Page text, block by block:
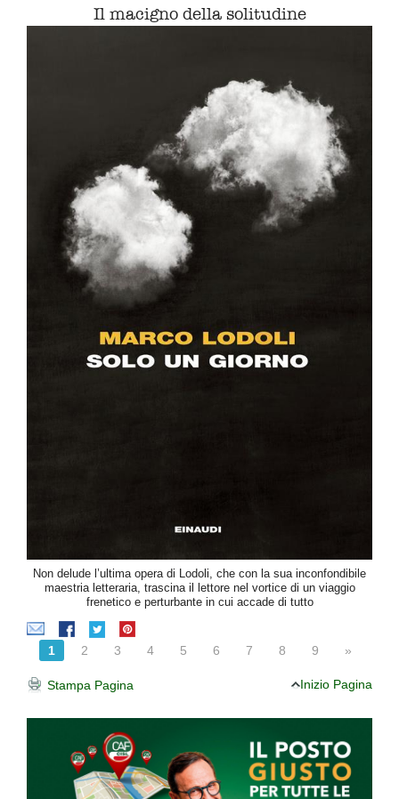
Il macigno della solitudine
Non delude l’ultima opera di Lodoli, che con la sua inconfondibile
maestria letteraria, trascina il lettore nel vortice di un viaggio
frenetico e perturbante in cui accade di tutto
1 2 3 4 5 6 7 8 9 »
Stampa Pagina Inizio Pagina